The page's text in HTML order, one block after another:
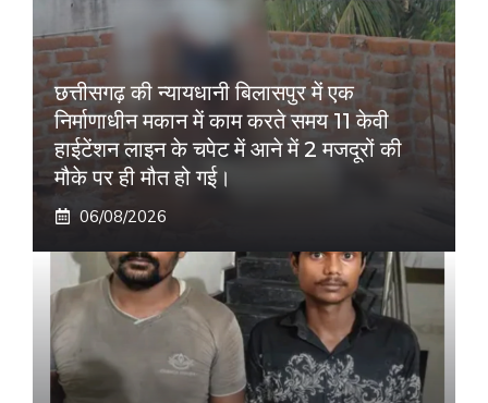
छत्तीसगढ़ की न्यायधानी बिलासपुर में एक
निर्माणाधीन मकान में काम करते समय 11 केवी
हाईटेंशन लाइन के चपेट में आने में 2 मजदूरों की
मौके पर ही मौत हो गई।
06/08/2026